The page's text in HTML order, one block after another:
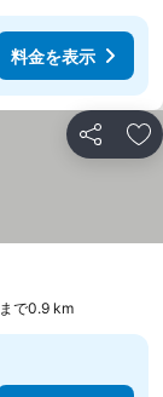
料金を表示
シェア お
表示
で0.9 km